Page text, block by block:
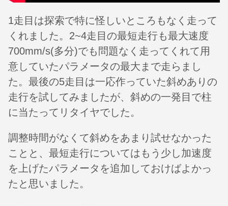
1走目は探索で特に怪しいところもなく走って
くれました。2~4走目の最短走行も最大速度
700mm/s(多分)でも問題なく走ってくれて用
意していたパラメータの最大まで走らまし
た。最後の5走目は一応作っていた斜めありの
走行を試してみましたが、斜めの一発目で柱
に当たってリタイヤでした。
調整時間がなくて斜めをあまり試せなかった
ことと、最短走行についてはもう少し加速度
を上げたパラメータを追加しておけばよかっ
たと思いました。